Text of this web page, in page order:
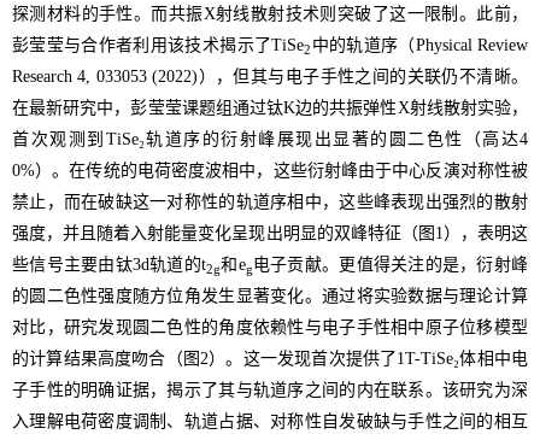
探测材料的手性。而共振X射线散射技术则突破了这一限制。此前，
彭莹莹与合作者利用该技术揭示了TiSe2 中的轨道序（Physical Review
Research 4, 033053 (2022)），但其与电子手性之间的关联仍不清晰。
在最新研究中，彭莹莹课题组通过钛K边的共振弹性X射线散射实验，
首次观测到 TiSe₂轨道序的衍射峰展现出显著的圆二色性（高达4
0%）。在传统的电荷密度波相中，这些衍射峰由于中心反演对称性被
禁止，而在破缺这一对称性的轨道序相中，这些峰表现出强烈的散射
强度，并且随着入射能量变化呈现出明显的双峰特征（图 1），表明这
些信号主要由钛3d轨道的t2g和eg电子贡献。更值得关注的是，衍射峰
的圆二色性强度随方位角发生显著变化。通过将实验数据与理论计算
对比，研究发现圆二色性的角度依赖性与电子手性相中原子位移模型
的计算结果高度吻合（图2）。这一发现首次提供了1T-TiSe₂体相中电
子手性的明确证据，揭示了其与轨道序之间的内在联系。该研究为深
入理解电荷密度调制、轨道占据、对称性自发破缺与手性之间的相互